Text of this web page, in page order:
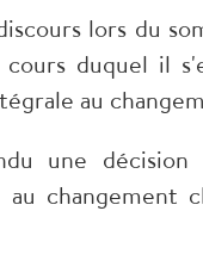
lors du
duquel il
au
une
changement